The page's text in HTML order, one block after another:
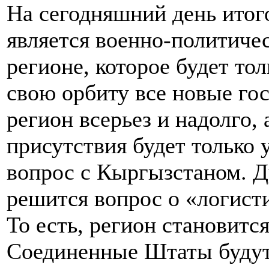
На сегодняшний день
является военно-
регионе, которое будет
свою орбиту все новые
регион всерьез и
присутствия будет
вопрос с Кыргызстаном.
решится вопрос о
То есть, регион
Соединенные Штаты